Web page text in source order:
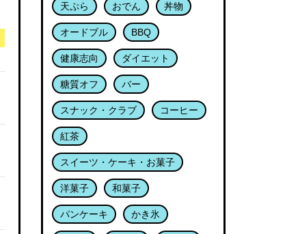
天ぷら おでん 丼物
オードブル BBQ
健康志向 ダイエット
糖質オフ バー
スナック・クラブ コーヒー
紅茶
スイーツ・ケーキ・お菓子
洋菓子 和菓子
パンケーキ かき氷